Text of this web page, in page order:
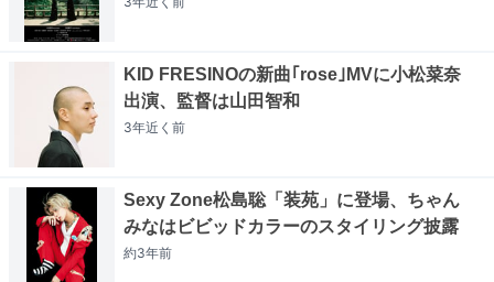
KID FRESINOの新曲｢rose｣MVに小松菜奈
出演、監督は山田智和
3年近く 前
Sexy Zone松島聡「装苑」に登場、ちゃん
みなはビビッドカラーのスタイリング披露
約3年前